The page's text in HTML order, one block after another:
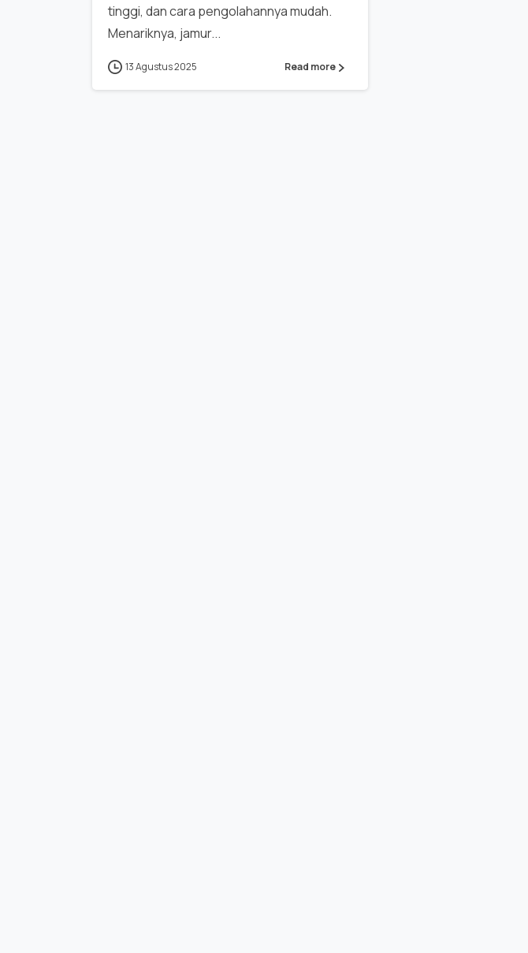
tinggi, dan cara pengolahannya mudah.
Menariknya, jamur...
13 Agustus 2025 Read more